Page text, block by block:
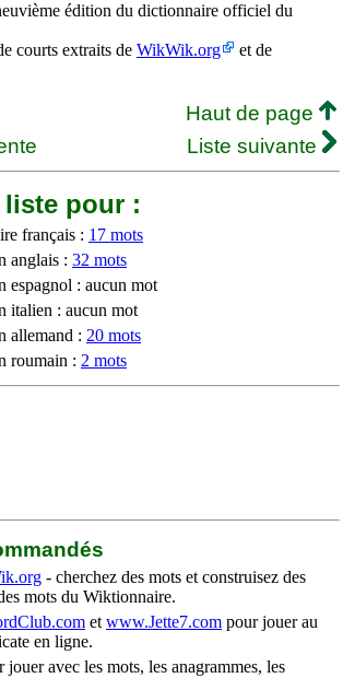
édition du dictionnaire officiel du
courts extraits de WikWik.org
et de
Haut de page
Liste suivante
liste pour :
français : 17 mots
anglais : 32 mots
espagnol : aucun mot
italien : aucun mot
allemand : 20 mots
roumain : 2 mots
- cherchez des mots et construisez des
mots du Wiktionnaire.
et www.Jette7.com pour jouer au
en ligne.
jouer avec les mots, les anagrammes, les